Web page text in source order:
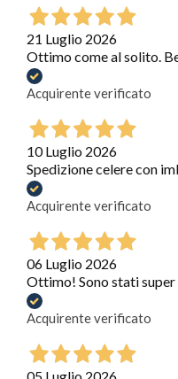
21 Luglio 2026
Ottimo come al solito.
Acquirente verificato
10 Luglio 2026
Spedizione celere con
Acquirente verificato
06 Luglio 2026
Ottimo! Sono stati
Acquirente verificato